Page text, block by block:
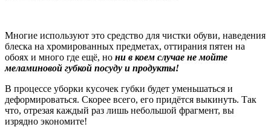
Многие используют это средство для чистки обуви, наведения
блеска на хромированных предметах, оттирания пятен на
обоях и много где ещё, но ни в коем случае не мойте
меламиновой губкой посуду и продукты!
В процессе уборки кусочек губки будет уменьшаться и
деформироваться. Скорее всего, его придётся выкинуть. Так
что, отрезая каждый раз лишь небольшой фрагмент, вы
изрядно экономите!